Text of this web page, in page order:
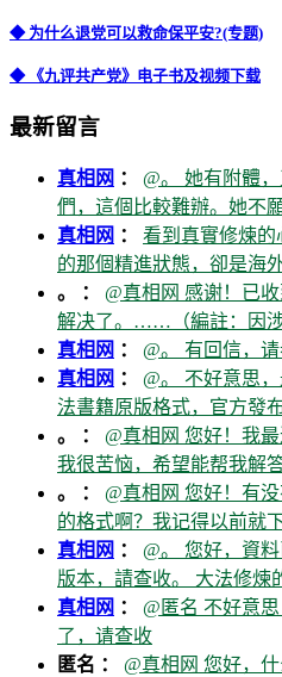
◆ 为什么退党可以救命保平安?(专题)
◆ 《九评共产党》电子书及视频下载
最新留言
真相网 ： @。 她有附體
們，這個比較難辦。她不
真相网 ： 看到真實修煉
的那個精進狀態，卻是海
。 ： @真相网 感谢！已
解决了。……（編註：因
真相网 ： @。 有回信，请
真相网 ： @。 不好意思
法書籍原版格式，官方發
。 ： @真相网 您好！我
我很苦恼，希望能帮我解
。 ： @真相网 您好！有
的格式啊？我记得以前就
真相网 ： @。 您好，資
版本，請查收。 大法修煉
真相网 ： @匿名 不好意
了，请查收
匿名 ： @真相网 您好，